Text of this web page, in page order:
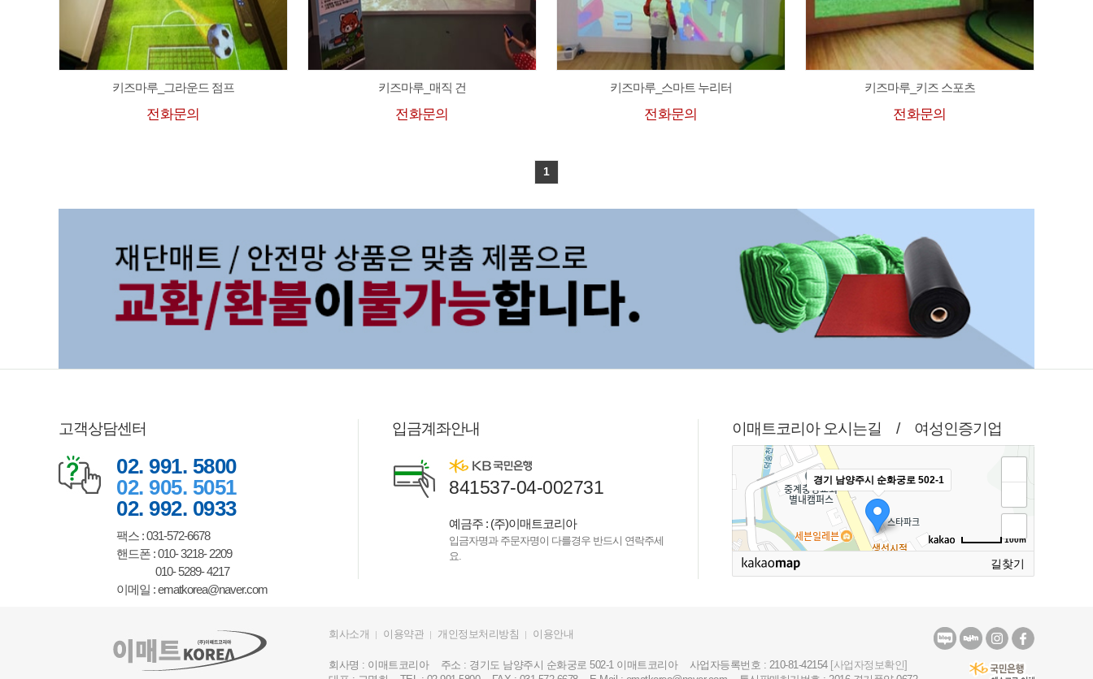
키즈마루_그라운드 점프
전화문의
키즈마루_매직 건
전화문의
키즈마루_스마트 누리터
전화문의
키즈마루_키즈 스포츠
전화문의
1
고객상담센터
02. 991. 5800
02. 905. 5051
02. 992. 0933
팩스 : 031-572-6678
핸드폰 : 010- 3218- 2209
010- 5289- 4217
이메일 : ematkorea@naver.com
입금계좌안내
841537-04-002731
예금주 : (주)이매트코리아
입금자명과 주문자명이 다를경우 반드시 연락주세
요.
이매트코리아 오시는길 / 여성인증기업
경기 남양주시 순화궁로 502-1
100m
길찾기
회사소개 이용약관 개인정보처리방침 이용안내
회사명 : 이매트코리아 주소 : 경기도 남양주시 순화궁로 502-1 이매트코리아 사업자등록번호 : 210-81-42154 [사업자정보확인]